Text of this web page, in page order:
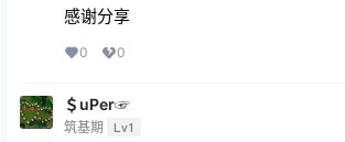
感谢分享
0 0
＄uΡer☞
筑基期 Lv1